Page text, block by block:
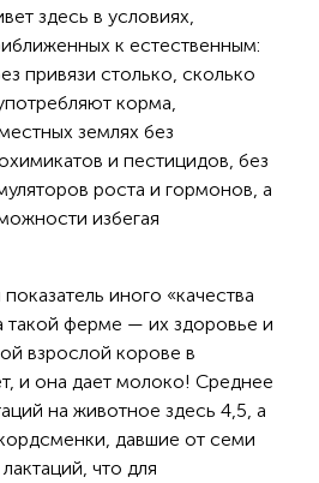
здесь в условиях,
к естественным:
привязи столько, сколько
корма,
землях без
и пестицидов, без
роста и гормонов, а
избегая
иного «качества
такой ферме — их здоровье и
взрослой корове в
и она дает молоко! Среднее
на животное здесь 4,5, а
давшие от семи
что для